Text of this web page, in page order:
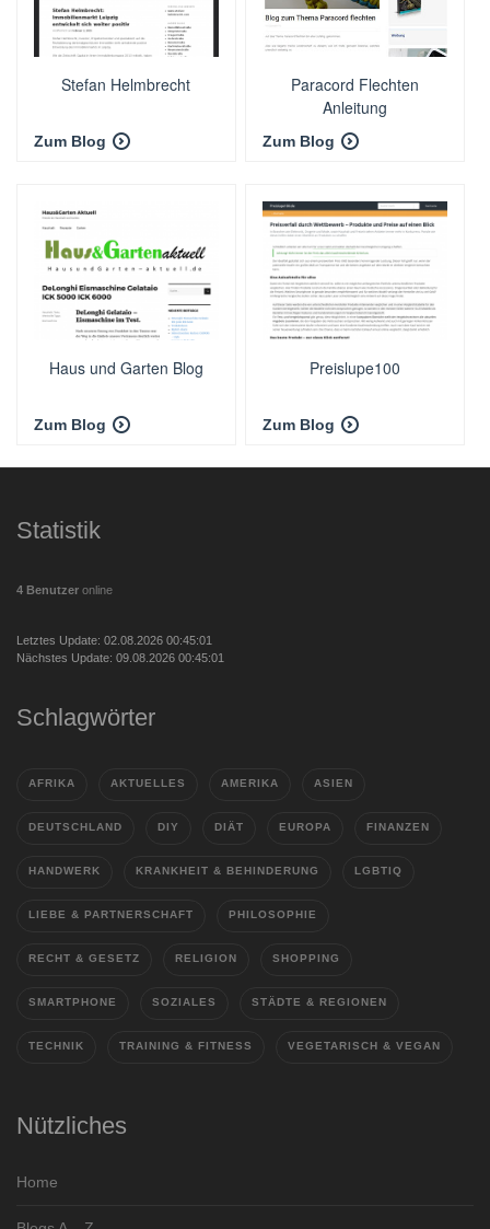
Stefan Helmbrecht
Zum Blog
Paracord Flechten
Anleitung
Zum Blog
Haus und Garten Blog
Zum Blog
Preislupe100
Zum Blog
Statistik
4 Benutzer online
Letztes Update: 02.08.2026 00:45:01
Nächstes Update: 09.08.2026 00:45:01
Schlagwörter
AFRIKA AKTUELLES AMERIKA ASIEN
DEUTSCHLAND DIY DIÄT EUROPA FINANZEN
HANDWERK KRANKHEIT & BEHINDERUNG LGBTIQ
LIEBE & PARTNERSCHAFT PHILOSOPHIE
RECHT & GESETZ RELIGION SHOPPING
SMARTPHONE SOZIALES STÄDTE & REGIONEN
TECHNIK TRAINING & FITNESS VEGETARISCH & VEGAN
Nützliches
Home